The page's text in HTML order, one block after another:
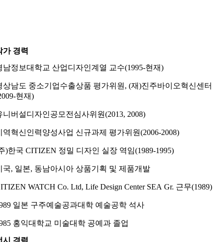
가 경력
남정보대학교 산업디자인계열 교수(1995-현재)
상남도 중소기업수출상품 평가위원, (재)진주바이오혁신센터
현재)
니버설디자인공모전심사위원(2013, 2008)
역혁신인력양성사업 신규과제 평가위원(2006-2008)
)한국 CITIZEN 정밀 디자인 실장 역임(1989-1995)
국, 일본, 동남아시아 상품기획 및 제품개발
WATCH Co. Ltd, Life Design Center SEA Gr. 근무(1989)
일본 구주예술공과대학 예술공학 석사
홍익대학교 미술대학 공예과 졸업
시 경력